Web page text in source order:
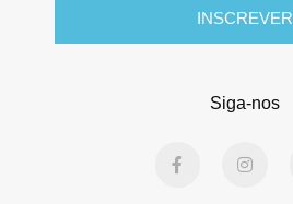
INSCREVER
Siga-nos
a
n